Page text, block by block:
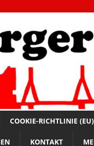
COOKIE-RICHTLINIE (EU)
KONTAKT